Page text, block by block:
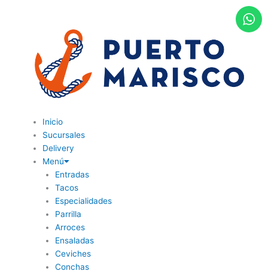
Inicio
Sucursales
Delivery
Menú
Entradas
Tacos
Especialidades
Parrilla
Arroces
Ensaladas
Ceviches
Conchas